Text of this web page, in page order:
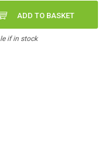
ADD TO BASKET
if in stock